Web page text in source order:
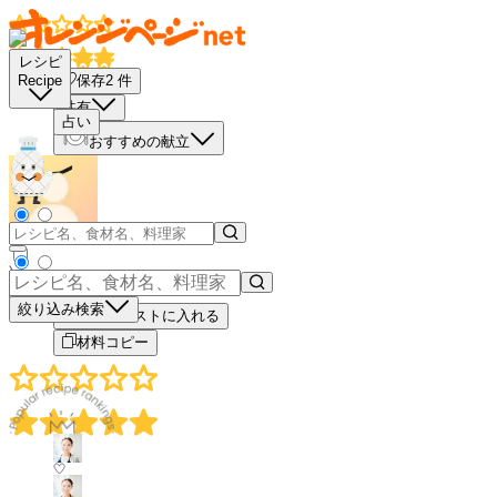
レシピ
Recipe
占い
絞り込み検索
保存2 件
共有
おすすめの献立
－
＋
買い物リストに入れる
材料コピー